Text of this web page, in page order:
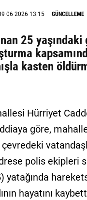
06 2026 13:15 GÜNCELLEME
25 yaşındaki
kasten
Hürriyet
göre,
polis ekipleri
yatağında
hayatını